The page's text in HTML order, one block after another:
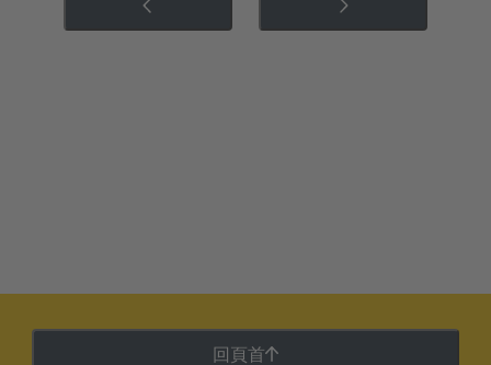
回頁首